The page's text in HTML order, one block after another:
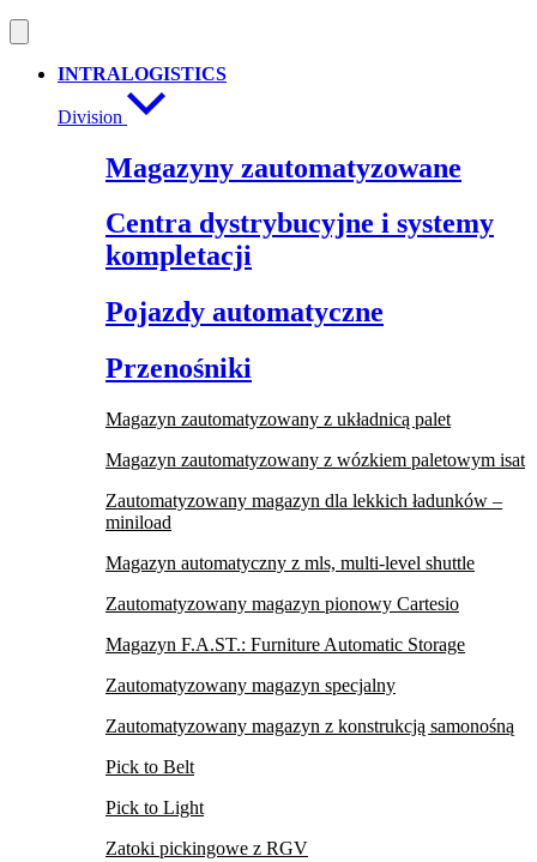
INTRALOGISTICS
Division
Magazyny zautomatyzowane
Centra dystrybucyjne i systemy
kompletacji
Pojazdy automatyczne
Przenośniki
Magazyn zautomatyzowany z układnicą palet
Magazyn zautomatyzowany z wózkiem paletowym isat
Zautomatyzowany magazyn dla lekkich ładunków –
miniload
Magazyn automatyczny z mls, multi-level shuttle
Zautomatyzowany magazyn pionowy Cartesio
Magazyn F.A.ST.: Furniture Automatic Storage
Zautomatyzowany magazyn specjalny
Zautomatyzowany magazyn z konstrukcją samonośną
Pick to Belt
Pick to Light
Zatoki pickingowe z RGV